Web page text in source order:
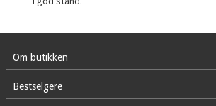
Om butikken
Bestselgere